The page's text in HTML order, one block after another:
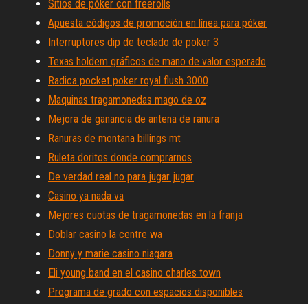
Sitios de póker con freerolls
Apuesta códigos de promoción en línea para póker
Interruptores dip de teclado de poker 3
Texas holdem gráficos de mano de valor esperado
Radica pocket poker royal flush 3000
Maquinas tragamonedas mago de oz
Mejora de ganancia de antena de ranura
Ranuras de montana billings mt
Ruleta doritos donde comprarnos
De verdad real no para jugar jugar
Casino ya nada va
Mejores cuotas de tragamonedas en la franja
Doblar casino la centre wa
Donny y marie casino niagara
Eli young band en el casino charles town
Programa de grado con espacios disponibles